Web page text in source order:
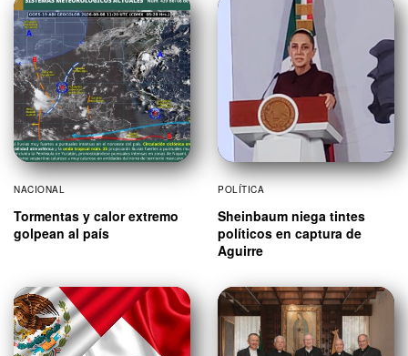
NACIONAL
Tormentas y calor extremo
golpean al país
POLÍTICA
Sheinbaum niega tintes
políticos en captura de
Aguirre